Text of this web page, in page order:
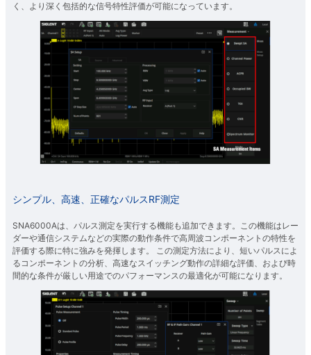
く、より深く包括的な信号特性評価が可能になっています。
シンプル、高速、正確なパルスRF測定
SNA6000Aは、パルス測定を実行する機能も追加できます。この機能はレー
ダーや通信システムなどの実際の動作条件で高周波コンポーネントの特性を
評価する際に特に強みを発揮します。 この測定方法により、短いパルスによ
るコンポーネントの分析、高速なスイッチング動作の詳細な評価、および時
間的な条件が厳しい用途でのパフォーマンスの最適化が可能になります。